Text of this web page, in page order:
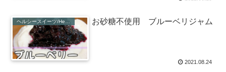
お砂糖不使用 ブルーベリジャム
2021.08.24